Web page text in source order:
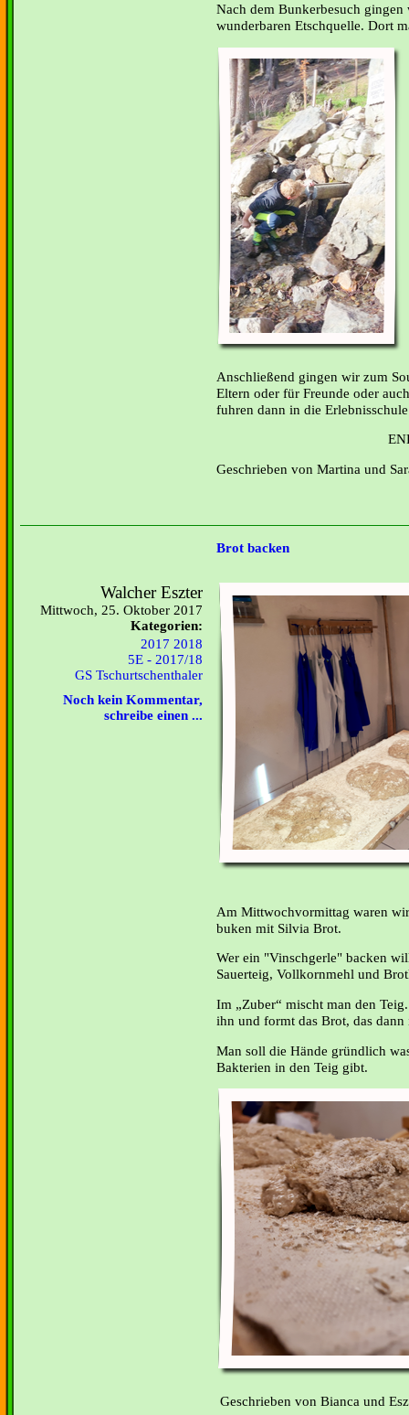
Nach dem Bunkerbesuch
wunderbaren Etschquelle. Dort
Anschließend gingen wir zum
Eltern oder für Freunde oder
fuhren dann in die
Geschrieben von Martina und
Brot backen
Walcher Eszter
Mittwoch, 25. Oktober 2017
Kategorien:
2017 2018
5E - 2017/18
GS Tschurtschenthaler
Noch kein Kommentar,
schreibe einen ...
Am Mittwochvormittag waren
buken mit Silvia Brot.
Wer ein "Vinschgerle" backen
Sauerteig, Vollkornmehl und
Im „Zuber“ mischt man den
ihn und formt das Brot, das
Man soll die Hände gründlich
Bakterien in den Teig gibt.
Geschrieben von Bianca und